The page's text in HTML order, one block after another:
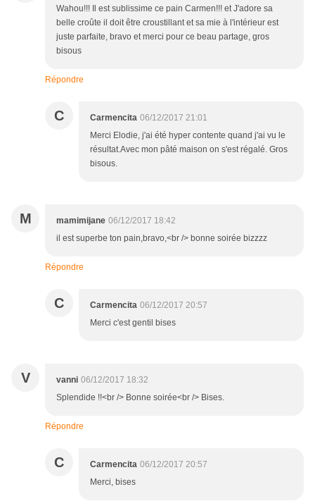
Wahou!!! Il est sublissime ce pain Carmen!!! et J'adore sa
belle croûte il doit être croustillant et sa mie à l'intérieur est
juste parfaite, bravo et merci pour ce beau partage, gros
bisous
Répondre
C Carmencita 06/12/2017 21:01
Merci Elodie, j'ai été hyper contente quand j'ai vu le
résultat.Avec mon pâté maison on s'est régalé. Gros
bisous.
M mamimijane 06/12/2017 18:42
il est superbe ton pain,bravo,<br /> bonne soirée bizzzz
Répondre
C Carmencita 06/12/2017 20:57
Merci c'est gentil bises
V vanni 06/12/2017 18:32
Splendide !!<br /> Bonne soirée<br /> Bises.
Répondre
C Carmencita 06/12/2017 20:57
Merci, bises